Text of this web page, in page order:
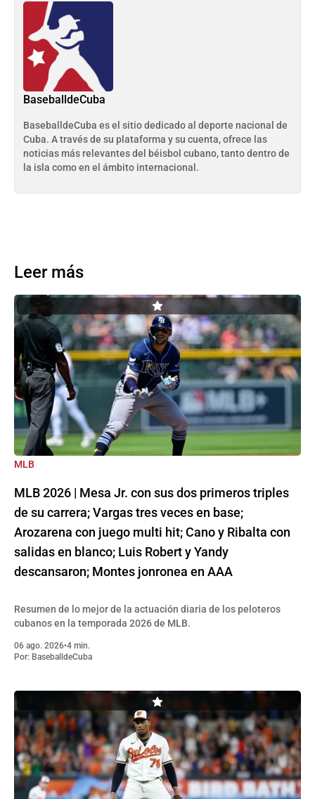
BaseballdeCuba
BaseballdeCuba es el sitio dedicado al deporte nacional de
Cuba. A través de su plataforma y su cuenta, ofrece las
noticias más relevantes del béisbol cubano, tanto dentro de
la isla como en el ámbito internacional.
Leer más
MLB
MLB 2026 | Mesa Jr. con sus dos primeros triples
de su carrera; Vargas tres veces en base;
Arozarena con juego multi hit; Cano y Ribalta con
salidas en blanco; Luis Robert y Yandy
descansaron; Montes jonronea en AAA
Resumen de lo mejor de la actuación diaria de los peloteros
cubanos en la temporada 2026 de MLB.
06 ago. 2026•4 min.
Por: BaseballdeCuba